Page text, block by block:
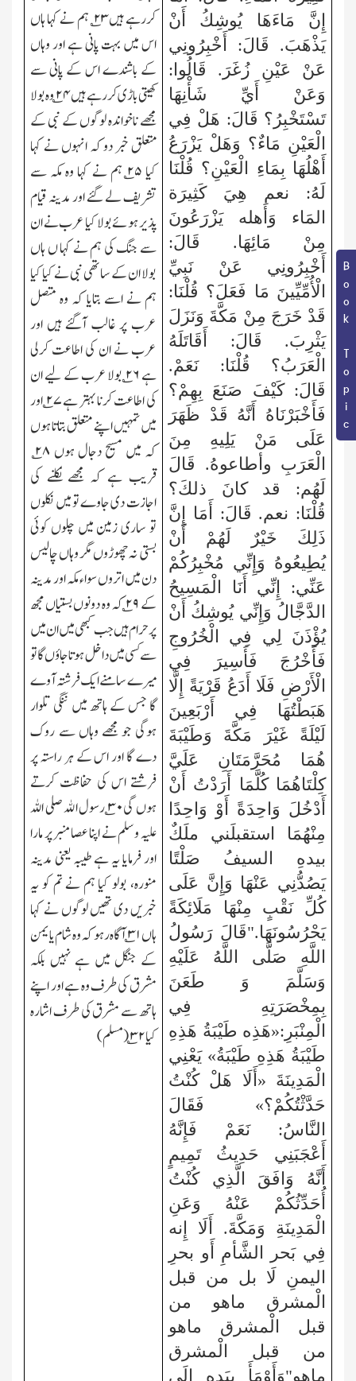
Book Topic
إِنَّ مَاءَهَا يُوشِكُ أَنْ
يَذْهَبَ. قَالَ: أَخْبِرُونِي
عَنْ عَيْنِ زُغَرَ. قَالُوا:
وَعَنْ أَيِّ شَأْنِهَا
تَسْتَخْبِرُ؟ قَالَ: هَلْ فِي
الْعَيْنِ مَاءٌ؟ وَهَلْ يَزْرَعُ
أَهْلُهَا بِمَاءِ الْعَيْنِ؟ قُلْنَا
لَهُ: نعم هِيَ كَثِيرَة
المَاء وَأَهله يَزْرَعُونَ
مِنْ مَائِهَا. قَالَ:
أَخْبِرُونِي عَنْ نَبِيِّ
الْأُمِّيِّينَ مَا فَعَلَ؟ قُلْنَا:
قَدْ خَرَجَ مِنْ مَكَّةَ وَنَزَلَ
يَثْرِبَ. قَالَ: أَقَاتَلَهُ
الْعَرَبُ؟ قُلْنَا: نَعَمْ.
قَالَ: كَيْفَ صَنَعَ بِهِمْ؟
فَأَخْبَرْنَاهُ أَنَّهُ قَدْ ظَهَرَ
عَلَى مَنْ يَلِيهِ مِنَ
الْعَرَبِ وأطاعوهُ. قَالَ
لَهُم: قد كانَ ذلكَ؟
قُلْنَا: نعم. قَالَ: أَمَا إِنَّ
ذَلِكَ خَيْرٌ لَهُمْ أَنْ
يُطِيعُوهُ وَإِنِّي مُخْبِرُكُمْ
عَنِّي: إِنِّي أَنَا الْمَسِيحُ
الدَّجَّالُ وَإِنِّي يُوشِكُ أَنْ
يُؤْذَنَ لِي فِي الْخُرُوجِ
فَأَخْرُجَ فَأَسِيرَ فِي
الْأَرْضِ فَلَا أَدَعُ قَرْيَةً إِلَّا
هَبَطْتُهَا فِي أَرْبَعِينَ
لَيْلَةً غَيْرَ مَكَّةَ وَطَيْبَةَ
هُمَا مُحَرَّمَتَانِ عَلَيَّ
كِلْتَاهُمَا كُلَّمَا أَرَدْتُ أَنْ
أَدْخُلَ وَاحِدَةً أَوْ وَاحِدًا
مِنْهُمَا استقبلَني ملَكٌ
بيدهِ السيفُ صَلْتًا
يَصُدُّنِي عَنْهَا وَإِنَّ عَلَى
كُلِّ نَقْبٍ مِنْهَا مَلَائِكَةً
يَحْرُسُونَهَا."قَالَ رَسُولُ
اللَّهِ صَلَّى اللَّهُ عَلَيْهِ
وَسَلَّمَ وَ طَعَنَ
بِمِخْصَرَتِهِ فِي
الْمِنْبَرِ:«هَذِه طَيْبَةُ هَذِهِ
طَيْبَةُ هَذِهِ طَيْبَةُ» يَعْنِي
الْمَدِينَةَ «أَلَا هَلْ كُنْتُ
حَدَّثْتُكُمْ؟» فَقَالَ
النَّاسُ: نَعَمْ فَإِنَّهُ
أَعْجَبَنِي حَدِيثُ تَمِيمٍ
أَنَّهُ وَافَقَ الَّذِي كُنْتُ
أُحَدِّثُكُمْ عَنْهُ وَعَنِ
الْمَدِينَةِ وَمَكَّةَ. أَلَا إِنه
فِي بَحر الشَّأمِ أَو بحرِ
اليمنِ لَا بل من قبل
الْمشرق ماهو من
قبل الْمشرق ماهو
من قبل الْمشرق
ماهو"وَأَوْمَأَ بِيَدِهِ إِلَى
کررہے ہیں۲۳؎ ہم نے کہا ہاں
اس میں بہت پانی ہے اور وہاں
کے باشندے اس کے پانی سے
کھیتی باڑی کررہے ہیں۲۴؎ وہ بولا
مجھے ناخواندہ لوگوں کے نبی کے
متعلق خبر دو کہ انہوں نے کہا
کیا ۲۵؎ ہم نے کہا وہ مکہ سے
تشریف لے گئے اور مدینہ قیام
پذیر ہوئے بولا کیا عرب نے ان
سے جنگ کی ہم نے کہا ں ہاں
بولا ان کے ساتھی نبی نے کیا کیا
ہم نے اسے بتایا کہ وہ متصل
عرب پر غالب آگئے ہیں اور
عرب نے ان کی اطاعت کرلی
ہے ۲۶؎ بولا عرب کے لیے ان
کی اطاعت کرنا بہتر ہے ۲۷؎ اور
میں تمہیں اپنے متعلق بتاتا ہوں
کہ میں مسیح دجال ہوں ۲۸؎
قریب ہے کہ مجھے نکلنے کی
اجازت دی جاوے تو میں نکلوں
تو ساری زمین میں چلوں کوئی
بستی نہ چھوڑوں مگر وہاں چالیس
دن میں اتروں سواء مکہ اور مدینہ
کے ۲۹؎ کہ وہ دونوں بستیاں مجھ
پر حرام ہیں جب کبھی میں ان میں
سے کسی میں داخل ہوتا جاؤں گا تو
میرے سامنے ایک فرشتہ آوے
گا جس کے ہاتھ میں ننگی تلوار
ہوگی جو مجھے وہاں سے روک
دے گا اور اس کے ہر راستہ پر
فرشتے اس کی حفاظت کرتے
ہوں گی۳۰؎ رسول الله صلی اللہ
علیہ و سلم نے اپنا عصامنبر پر مارا
اور فرمایا یہ ہے طیبہ یعنی مدینہ
منورہ، بولو کیا ہم نے تم کو یہ
خبریں دی تھیں لوگوں نے کہا
ہاں ۳۱؎ آگاہ رہو کہ وہ شام یا یمن
کے جنگل میں ہے نہیں بلکہ
مشرق کی طرف وہ ہے اور اپنے
ہاتھ سے مشرق کی طرف اشارہ
کیا ۳۲؎(مسلم)